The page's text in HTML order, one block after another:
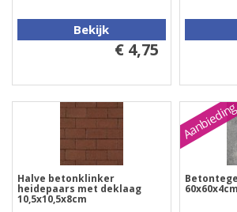
Bekijk
€ 4,75
Halve betonklinker
heidepaars met deklaag
10,5x10,5x8cm
60x60x4cm